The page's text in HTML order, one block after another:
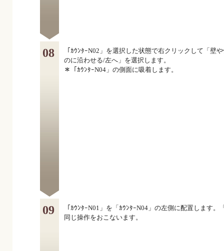
08
「ｶｳﾝﾀｰN02」を選択した状態で右クリックして「壁
のに沿わせる/左へ」を選択します。
＊「ｶｳﾝﾀｰN04」の側面に吸着します。
09
「ｶｳﾝﾀｰN01」を「ｶｳﾝﾀｰN04」の左側に配置します。
同じ操作をおこないます。